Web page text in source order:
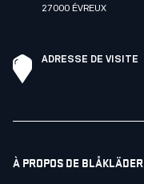
27000 ÉVREUX
ADRESSE DE VISITE
À PROPOS DE BLÅKLÄDER